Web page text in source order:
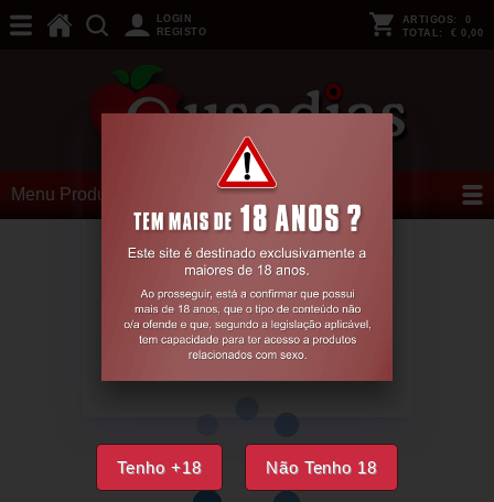
Tenho +18 Não Tenho 18
LOGIN
REGISTO
ARTIGOS: 0
TOTAL: € 0,00
Menu Produtos